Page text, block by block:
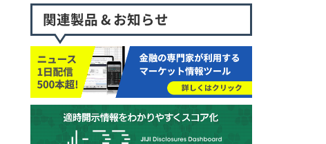
関連製品 & お知らせ